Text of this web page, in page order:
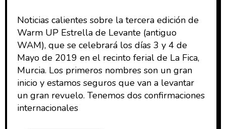
Noticias calientes sobre la tercera edición de
Warm UP Estrella de Levante (antiguo
WAM), que se celebrará los días 3 y 4 de
Mayo de 2019 en el recinto ferial de La Fica,
Murcia. Los primeros nombres son un gran
inicio y estamos seguros que van a levantar
un gran revuelo. Tenemos dos confirmaciones
internacionales